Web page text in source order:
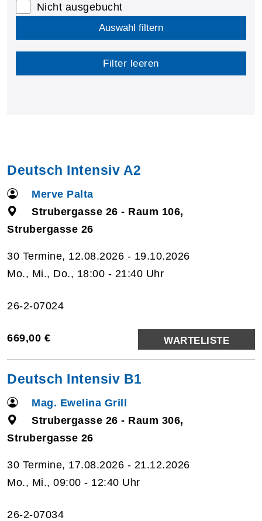
Nicht ausgebucht
Auswahl filtern
Filter leeren
Deutsch Intensiv A2
Merve Palta
Strubergasse 26 - Raum 106,
Strubergasse 26
30 Termine, 12.08.2026 - 19.10.2026
Mo., Mi., Do., 18:00 - 21:40 Uhr
26-2-07024
669,00 € WARTELISTE
Deutsch Intensiv B1
Mag. Ewelina Grill
Strubergasse 26 - Raum 306,
Strubergasse 26
30 Termine, 17.08.2026 - 21.12.2026
Mo., Mi., 09:00 - 12:40 Uhr
26-2-07034